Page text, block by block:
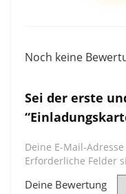
Noch keine
Sei der erste
Deine E-Mail-
Erforderliche Felder
Deine Bewertung